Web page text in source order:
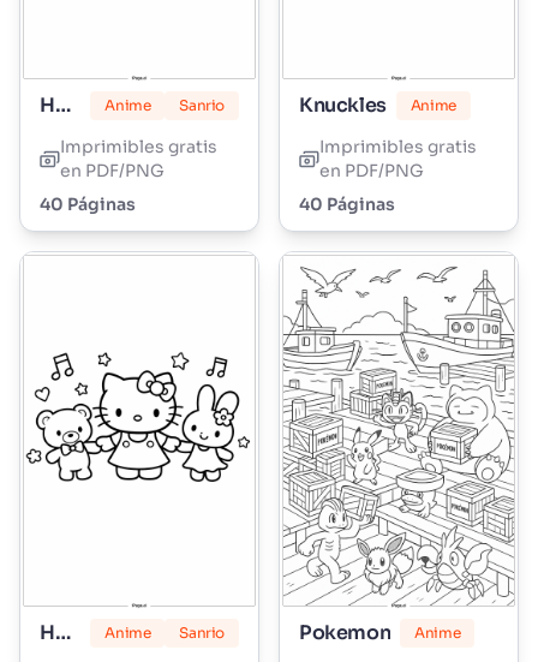
Hello Kitty Malvavisco Anime Sanrio
Imprimibles gratis
en PDF/PNG
40 Páginas
Knuckles Anime
Imprimibles gratis
en PDF/PNG
40 Páginas
Hello Kitty Anime Sanrio Pokemon Anime